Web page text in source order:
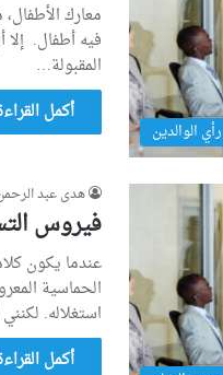
رأي الوالدين
معارك
فيه أطفال.
المقبولة…
أكمل
هدى عبد
فيروس التسويف
عندما يكون
الحماسية
استغلاله.
أكمل